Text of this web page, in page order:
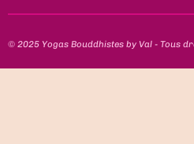
© 2025 Yogas Bouddhistes by Val - Tous